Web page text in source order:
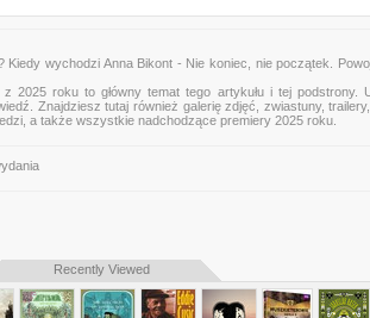
Kiedy wychodzi Anna Bikont - Nie koniec, nie początek.
2025 roku to główny temat tego artykułu i tej podstrony.
Znajdziesz tutaj również galerię zdjęć, zwiastuny,
a także wszystkie nadchodzące premiery 2025 roku.
Recently Viewed